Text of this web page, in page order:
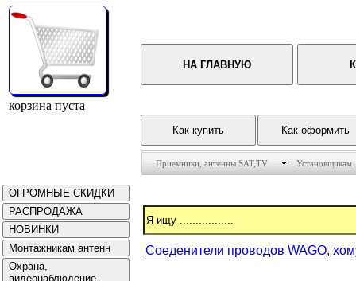
корзина пуста
Приемники, антенны SAT,TV Установщикам
Соеденители проводов WAGO,